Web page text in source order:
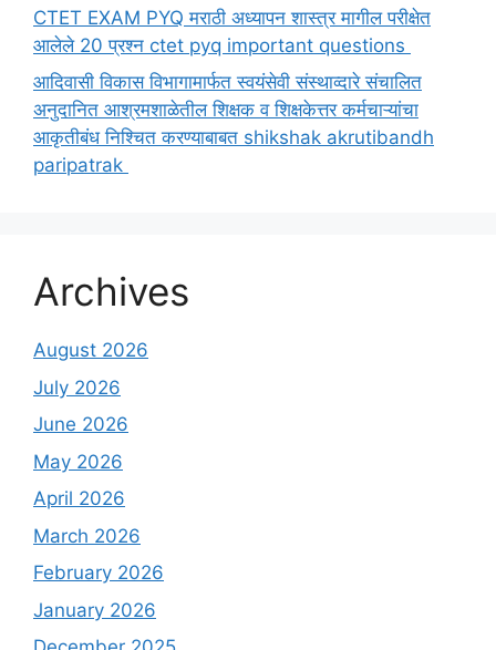
CTET EXAM PYQ मराठी अध्यापन शास्त्र मागील परीक्षेत
आलेले 20 प्रश्न ctet pyq important questions
आदिवासी विकास विभागामार्फत स्वयंसेवी संस्थाव्दारे संचालित
अनुदानित आश्रमशाळेतील शिक्षक व शिक्षकेत्तर कर्मचाऱ्यांचा
आकृतीबंध निश्चित करण्याबाबत shikshak akrutibandh
paripatrak
Archives
August 2026
July 2026
June 2026
May 2026
April 2026
March 2026
February 2026
January 2026